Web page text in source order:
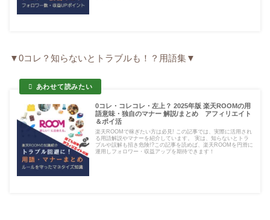
▼0コレ？知らないとトラブルも！？用語集▼
0コレ・コレコレ・左上？ 2025年版 楽天ROOMの用
語意味・独自のマナー 解説/まとめ アフィリエイト
＆ポイ活
楽天ROOMで稼ぎたい方は必見! この記事では、実際に活用され
る用語解説やマナーを紹介しています。 実は、知らないとトラ
ブルや誤解も招き危険!?この記事を読めば、楽天ROOMを円滑に
運用しフォロワー・収益アップを期待できます！